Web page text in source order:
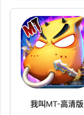
我叫MT-高清版